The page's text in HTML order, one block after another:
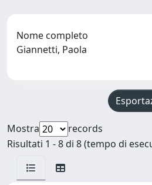
Nome completo
Giannetti, Paola
Mostra
records
Risultati 1 - 8 di 8 (tempo di